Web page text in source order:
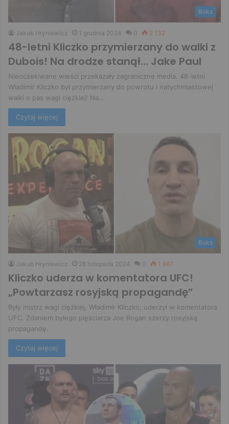
Boks
Jakub Hryniewicz 1 grudnia 2024 0 2 132
48-letni Kliczko przymierzany do walki z
Dubois! Na drodze stanął… Jake Paul
Nieoczekiwane wieści przekazały zagraniczne media. 48-letni
Władimir Kliczko był przymierzany do powrotu i natychmiastowej
walki o pas wagi ciężkiej! Na…
Czytaj więcej
Boks
Jakub Hryniewicz 28 listopada 2024 0 1 987
Kliczko uderza w komentatora UFC!
„Powtarzasz rosyjską propagandę”
Były mistrz wagi ciężkiej, Władimir Kliczko, uderzył w komentatora
UFC. Zdaniem byłego pięściarza Joe Rogan szerzy rosyjską
propagandę.
Czytaj więcej